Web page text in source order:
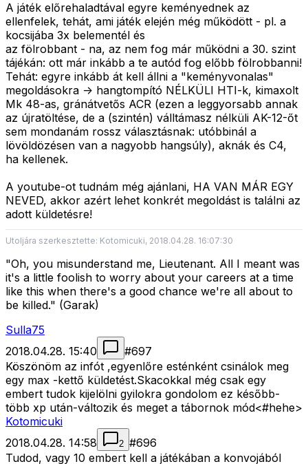
A játék előrehaladtával egyre keményednek az
ellenfelek, tehát, ami játék elején még működött - pl. a
kocsijába 3x belementél és
az fölrobbant - na, az nem fog már működni a 30. szint
tájékán: ott már inkább a te autód fog előbb fölrobbanni!
Tehát: egyre inkább át kell állni a "keményvonalas"
megoldásokra -> hangtompító NÉLKÜLI HTI-k, kimaxolt
Mk 48-as, gránátvetős ACR (ezen a leggyorsabb annak
az újratöltése, de a (szintén) válltámasz nélküli AK-12-őt
sem mondanám rossz választásnak: utóbbinál a
lövöldözésen van a nagyobb hangsúly), aknák és C4,
ha kellenek.
A youtube-ot tudnám még ajánlani, HA VAN MÁR EGY
NEVED, akkor azért lehet konkrét megoldást is találni az
adott küldetésre!
Utoljára szerkesztette: Kotomicuki, 2018.04.28. 16:07:30
"Oh, you misunderstand me, Lieutenant. All I meant was
it's a little foolish to worry about your careers at a time
like this when there's a good chance we're all about to
be killed." (Garak)
Sulla75
2018.04.28. 15:40
#697
Köszönöm az infót ,egyenlőre esténként csinálok meg
egy max -kettő küldetést.Skacokkal még csak egy
embert tudok kijelölni gyilokra gondolom ez később-
több xp után-változik és meget a tábornok mód<#hehe>
Kotomicuki
2018.04.28. 14:58
2 #696
Tudod, vagy 10 embert kell a játékában a konvojából